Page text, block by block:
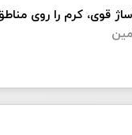
قوی، کرم را روی